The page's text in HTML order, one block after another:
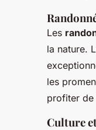
Les
la nature.
les
profiter de
Culture